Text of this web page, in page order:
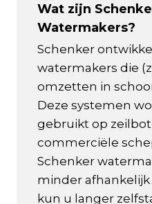
Wat zijn
Watermakers?
Schenker
watermakers die
omzetten in
Deze systemen
gebruikt op
commerciële
Schenker
minder afhankelijk
kun u langer